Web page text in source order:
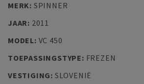
MERK: SPINNER
JAAR: 2011
MODEL: VC 450
TOEPASSINGSTYPE: FREZEN
VESTIGING: SLOVENIË